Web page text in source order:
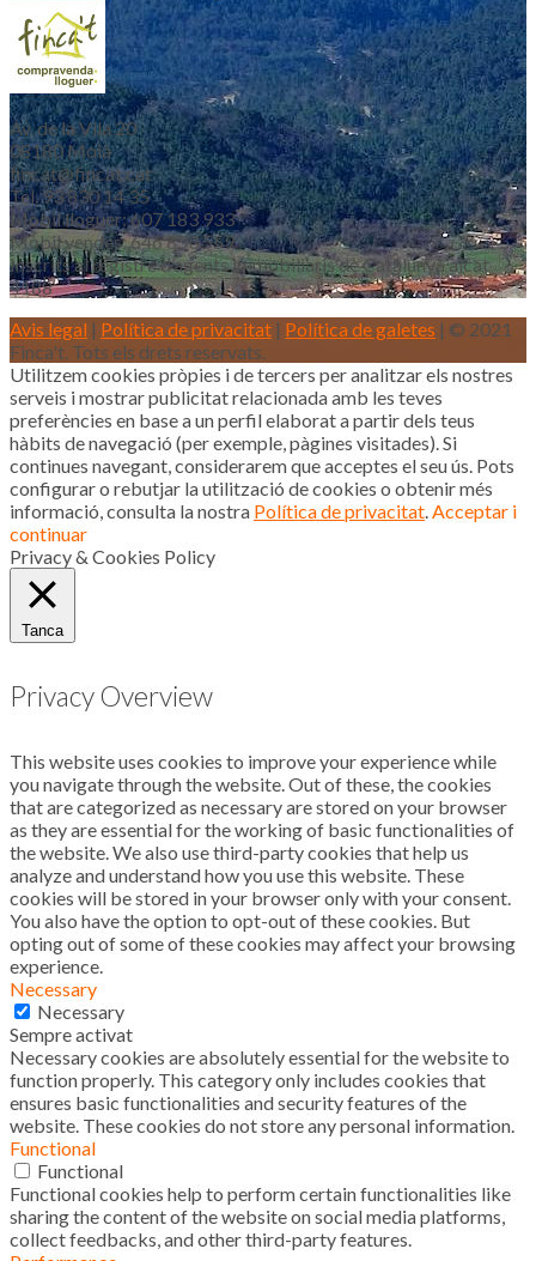
Av. de la Vila 20
08180 Moià
fincat@fincat.cat
Tel. 93 830 14 35
Mòbil lloguer: 607 183 933
Mòbil vendes: 646 853 559
Inscrits al registre d’agents immobiliaris de Catalunya aicat
4188
Avis legal | Política de privacitat | Política de galetes | © 2021
Finca't. Tots els drets reservats.
Utilitzem cookies pròpies i de tercers per analitzar els nostres
serveis i mostrar publicitat relacionada amb les teves
preferències en base a un perfil elaborat a partir dels teus
hàbits de navegació (per exemple, pàgines visitades). Si
continues navegant, considerarem que acceptes el seu ús. Pots
configurar o rebutjar la utilització de cookies o obtenir més
informació, consulta la nostra Política de privacitat Acceptar i
continuar
Privacy & Cookies Policy
Tanca
Privacy Overview
This website uses cookies to improve your experience while
you navigate through the website. Out of these, the cookies
that are categorized as necessary are stored on your browser
as they are essential for the working of basic functionalities of
the website. We also use third-party cookies that help us
analyze and understand how you use this website. These
cookies will be stored in your browser only with your consent.
You also have the option to opt-out of these cookies. But
opting out of some of these cookies may affect your browsing
experience.
Necessary
Necessary
Sempre activat
Necessary cookies are absolutely essential for the website to
function properly. This category only includes cookies that
ensures basic functionalities and security features of the
website. These cookies do not store any personal information.
Functional
Functional
Functional cookies help to perform certain functionalities like
sharing the content of the website on social media platforms,
collect feedbacks, and other third-party features.